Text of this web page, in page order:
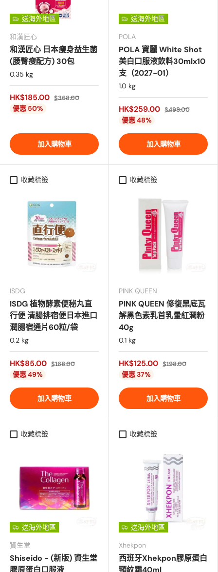
送海外地區
和漢匠心
和漢匠心 日本瘦身益生菌
(腰臀瘦配方) 30包
0.35 kg
HK$185.00 $368.00
優惠 50%
加入購物車
送海外地區
POLA
POLA 寶麗 White Shot
美白口服液飲料30mlx10
支（2027-01）
1.0 kg
HK$259.00 $498.00
優惠 48%
加入購物車
收藏標籤
ISDG
ISDG 植物酵素便秘丸直
行便 清腸排宿便日本進口
潤腸宿通片60粒/袋
0.2 kg
HK$85.00 $168.00
優惠 49%
加入購物車
收藏標籤
PINK QUEEN
PINK QUEEN 修復黑底瓦
解黑色素乳首乳暈紅潤粉
40g
0.1 kg
HK$125.00 $198.00
優惠 37%
加入購物車
收藏標籤
送海外地區
資生堂
Shiseido - (新版) 資生堂
膠原蛋白口服液
收藏標籤
送海外地區
Xhekpon
西班牙Xhekpon膠原蛋白
頸紋霜40ml